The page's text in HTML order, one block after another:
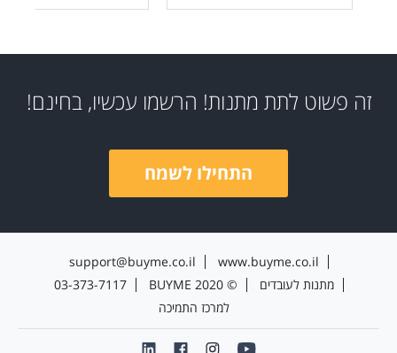
זה פשוט לתת מתנות! הרשמו עכשיו, בחינם!
התחילו לשמח
support@buyme.co.il
www.buyme.co.il
03-373-7117
BUYME 2020 ©
מתנות לעובדים
למרכז התמיכה